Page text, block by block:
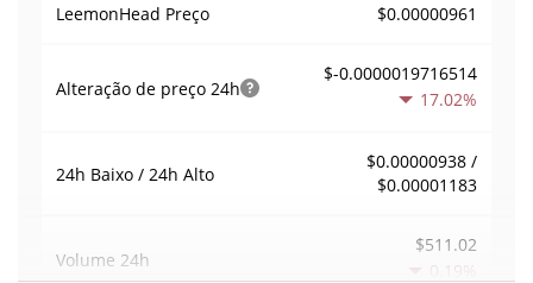
LeemonHead Preço $0.00000961
Alteração de preço 24h
$-0.0000019716514
17.02%
24h Baixo / 24h Alto
$0.00000938 /
$0.00001183
Volume 24h
$511.02
0.19%